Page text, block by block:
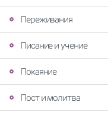
Переживания
Писание и учение
Покаяние
Пост и молитва